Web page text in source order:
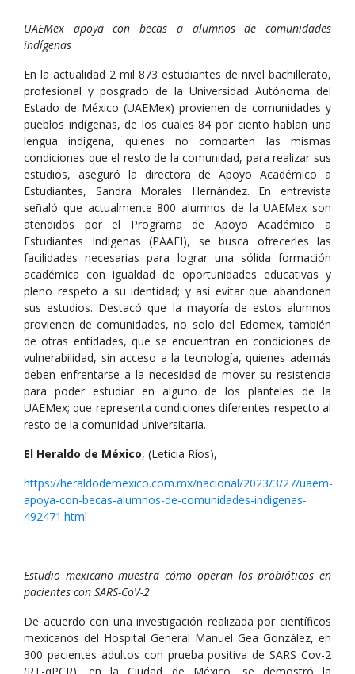
UAEMex apoya con becas a alumnos de comunidades
indígenas
En la actualidad 2 mil 873 estudiantes de nivel bachillerato,
profesional y posgrado de la Universidad Autónoma del
Estado de México (UAEMex) provienen de comunidades y
pueblos indígenas, de los cuales 84 por ciento hablan una
lengua indígena, quienes no comparten las mismas
condiciones que el resto de la comunidad, para realizar sus
estudios, aseguró la directora de Apoyo Académico a
Estudiantes, Sandra Morales Hernández. En entrevista
señaló que actualmente 800 alumnos de la UAEMex son
atendidos por el Programa de Apoyo Académico a
Estudiantes Indígenas (PAAEI), se busca ofrecerles las
facilidades necesarias para lograr una sólida formación
académica con igualdad de oportunidades educativas y
pleno respeto a su identidad; y así evitar que abandonen
sus estudios. Destacó que la mayoría de estos alumnos
provienen de comunidades, no solo del Edomex, también
de otras entidades, que se encuentran en condiciones de
vulnerabilidad, sin acceso a la tecnología, quienes además
deben enfrentarse a la necesidad de mover su resistencia
para poder estudiar en alguno de los planteles de la
UAEMex; que representa condiciones diferentes respecto al
resto de la comunidad universitaria.
El Heraldo de México, (Leticia Ríos),
https://heraldodemexico.com.mx/nacional/2023/3/27/uaem-
apoya-con-becas-alumnos-de-comunidades-indigenas-
492471.html
Estudio mexicano muestra cómo operan los probióticos en
pacientes con SARS-CoV-2
De acuerdo con una investigación realizada por científicos
mexicanos del Hospital General Manuel Gea González, en
300 pacientes adultos con prueba positiva de SARS Cov-2